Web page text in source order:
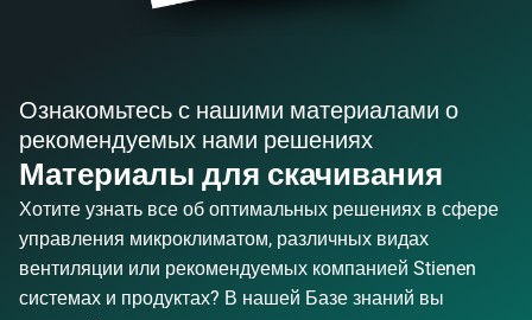
Ознакомьтесь с нашими материалами о
рекомендуемых нами решениях
Материалы для скачивания
Хотите узнать все об оптимальных решениях в сфере
управления микроклиматом, различных видах
вентиляции или рекомендуемых компанией Stienen
системах и продуктах? В нашей Базе знаний вы